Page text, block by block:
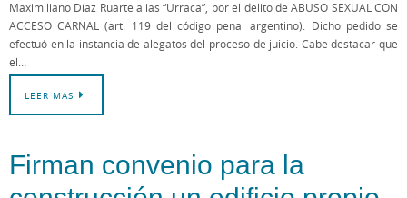
Maximiliano Díaz Ruarte alias “Urraca”, por el delito de ABUSO SEXUAL CON
ACCESO CARNAL (art. 119 del código penal argentino). Dicho pedido se
efectuó en la instancia de alegatos del proceso de juicio. Cabe destacar que
el…
LEER MAS
Firman convenio para la